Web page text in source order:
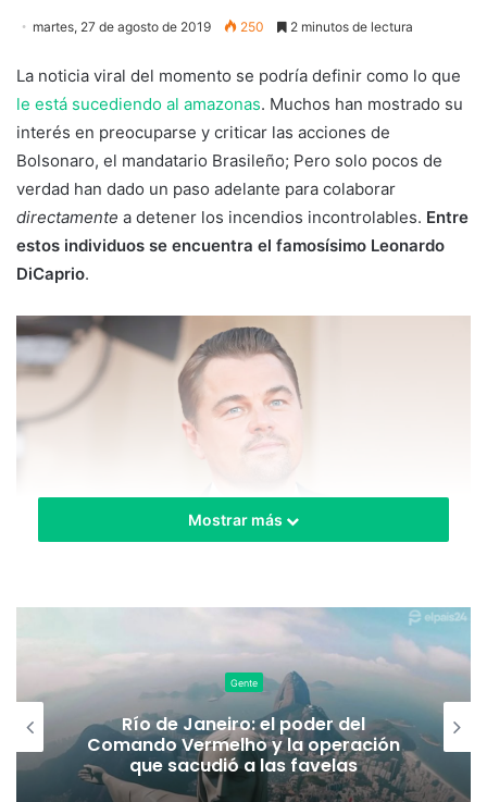
martes, 27 de agosto de 2019 250 2 minutos de lectura
La noticia viral del momento se podría definir como lo que
le está sucediendo al amazonas. Muchos han mostrado su
interés en preocuparse y criticar las acciones de
Bolsonaro, el mandatario Brasileño; Pero solo pocos de
verdad han dado un paso adelante para colaborar
directamente a detener los incendios incontrolables. Entre
estos individuos se encuentra el famosísimo Leonardo
DiCaprio.
Imagen cortesía de Indiewire
DiCaprio se pronuncia por sus
redes sociales, anunciando una
organización para ayudar con los
incendios del Amazonas
Mostrar más
Gente
Río de Janeiro: el poder del
Comando Vermelho y la operación
que sacudió a las favelas